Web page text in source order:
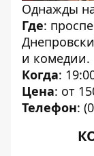
Однажды
Где:
и комедии.
Когда:
Цена: от
Телефон: